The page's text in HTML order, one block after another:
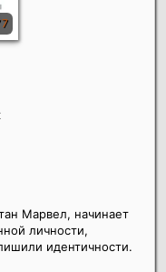
Марвел, начинает
личности,
идентичности.